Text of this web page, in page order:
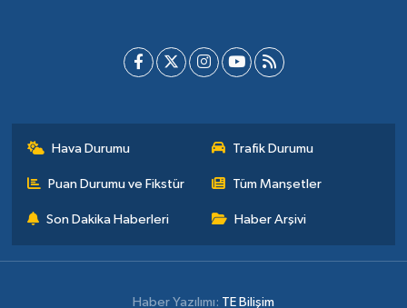
Hava Durumu Trafik Durumu
Puan Durumu ve Fikstür Tüm Manşetler
Son Dakika Haberleri Haber Arşivi
Haber Yazılımı: TE Bilişim